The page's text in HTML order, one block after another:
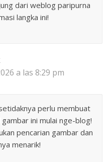
dari weblog paripurna
langka ini!
a las 8:29 pm
perlu membuat
ini mulai nge-blog!
pencarian gambar dan
menarik!